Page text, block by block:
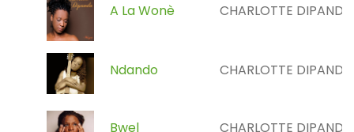
A La Wonè CHARLOTTE DIPANDA
Ndando CHARLOTTE DIPANDA
Bwel CHARLOTTE DIPANDA